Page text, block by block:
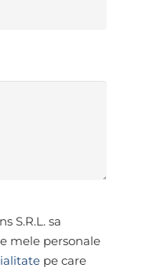
S.R.L. sa
mele personale
pe care